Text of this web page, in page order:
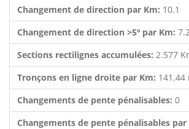
Changement de direction par Km: 10.1
Changement de direction >5º par Km:
Sections rectilignes accumulées: 2.577
Tronçons en ligne droite par Km: 141.44
Changements de pente pénalisables: 0
Changements de pente pénalisables par